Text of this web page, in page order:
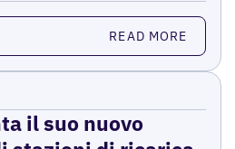
READ MORE
il suo nuovo